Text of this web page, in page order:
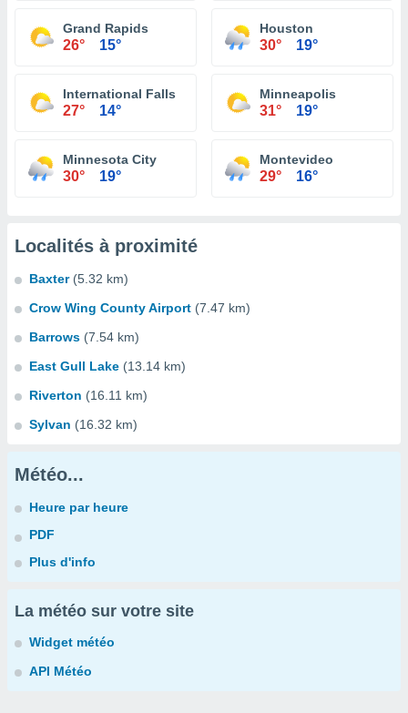
Grand Rapids
26° 15°
Houston
30° 19°
International Falls
27° 14°
Minneapolis
31° 19°
Minnesota City
30° 19°
Montevideo
29° 16°
Localités à proximité
Baxter (5.32 km)
Crow Wing County Airport (7.47 km)
Barrows (7.54 km)
East Gull Lake (13.14 km)
Riverton (16.11 km)
Sylvan (16.32 km)
Météo...
Heure par heure
PDF
Plus d'info
La météo sur votre site
Widget météo
API Météo